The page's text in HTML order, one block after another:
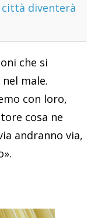
città diventerà
che si
male.
con loro,
cosa ne
andranno via,